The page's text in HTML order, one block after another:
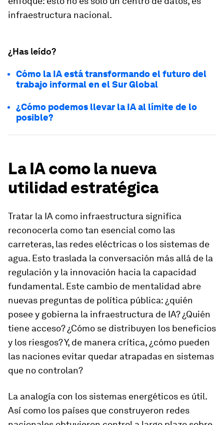
infraestructura nacional.
¿Has leído?
Cómo la IA está transformando el futuro del
trabajo informal en el Sur Global
¿Cómo podemos llevar la IA al límite de lo
posible?
La IA como la nueva
utilidad estratégica
Tratar la IA como infraestructura significa
reconocerla como tan esencial como las
carreteras, las redes eléctricas o los sistemas de
agua. Esto traslada la conversación más allá de la
regulación y la innovación hacia la capacidad
fundamental. Este cambio de mentalidad abre
nuevas preguntas de política pública: ¿quién
posee y gobierna la infraestructura de IA? ¿Quién
tiene acceso? ¿Cómo se distribuyen los beneficios
y los riesgos? Y, de manera crítica, ¿cómo pueden
las naciones evitar quedar atrapadas en sistemas
que no controlan?
La analogía con los sistemas energéticos es útil.
Así como los países que construyeron redes